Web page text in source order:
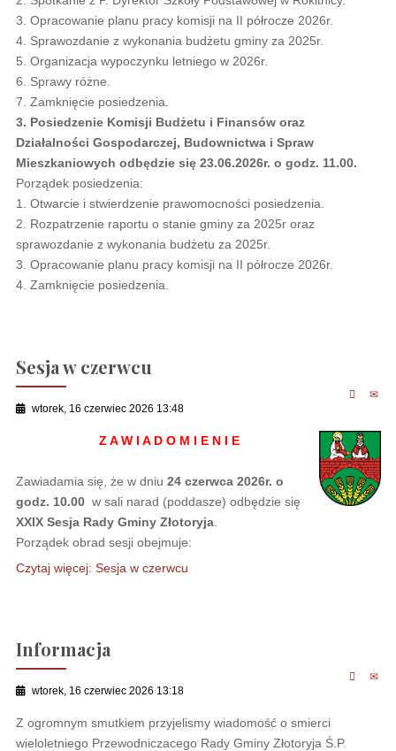
3. Opracowanie planu pracy komisji na II półrocze 2026r.
4. Sprawozdanie z wykonania budżetu gminy za 2025r.
5. Organizacja wypoczynku letniego w 2026r.
6. Sprawy różne.
7. Zamknięcie posiedzenia.
3. Posiedzenie Komisji Budżetu i Finansów oraz
Działalności Gospodarczej, Budownictwa i Spraw
Mieszkaniowych odbędzie się 23.06.2026r. o godz. 11.00.
Porządek posiedzenia:
1. Otwarcie i stwierdzenie prawomocności posiedzenia.
2. Rozpatrzenie raportu o stanie gminy za 2025r oraz
sprawozdanie z wykonania budżetu za 2025r.
3. Opracowanie planu pracy komisji na II półrocze 2026r.
4. Zamknięcie posiedzenia.
Sesja w czerwcu
wtorek, 16 czerwiec 2026 13:48
Z A W I A D O M I E N I E
Zawiadamia się, że w dniu 24 czerwca 2026r. o
godz. 10.00 w sali narad (poddasze) odbędzie się
XXIX Sesja Rady Gminy Złotoryja.
Porządek obrad sesji obejmuje:
Czytaj więcej: Sesja w czerwcu
Informacja
wtorek, 16 czerwiec 2026 13:18
Z ogromnym smutkiem przyjelismy wiadomość o smierci
wieloletniego Przewodniczacego Rady Gminy Złotoryja Ś.P.